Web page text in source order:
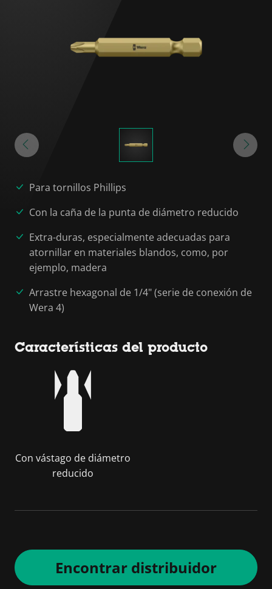
Para tornillos Phillips
Con la caña de la punta de diámetro reducido
Extra-duras, especialmente adecuadas para
atornillar en materiales blandos, como, por
ejemplo, madera
Arrastre hexagonal de 1/4" (serie de conexión de
Wera 4)
Características del producto
Con vástago de diámetro
reducido
Encontrar distribuidor